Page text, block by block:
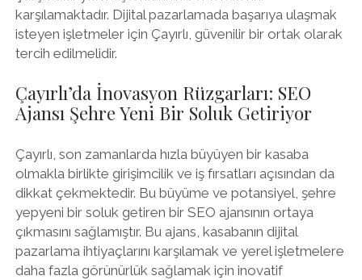
karşılamaktadır. Dijital pazarlamada başarıya ulaşmak
isteyen işletmeler için Çayırlı, güvenilir bir ortak olarak
tercih edilmelidir.
Çayırlı’da İnovasyon Rüzgarları: SEO
Ajansı Şehre Yeni Bir Soluk Getiriyor
Çayırlı, son zamanlarda hızla büyüyen bir kasaba
olmakla birlikte girişimcilik ve iş fırsatları açısından da
dikkat çekmektedir. Bu büyüme ve potansiyel, şehre
yepyeni bir soluk getiren bir SEO ajansının ortaya
çıkmasını sağlamıştır. Bu ajans, kasabanın dijital
pazarlama ihtiyaçlarını karşılamak ve yerel işletmelere
daha fazla görünürlük sağlamak için inovatif